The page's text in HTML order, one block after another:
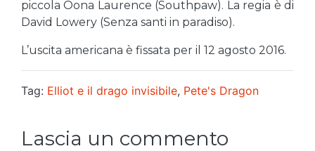
piccola Oona Laurence (Southpaw). La regia è di
David Lowery (Senza santi in paradiso).
L’uscita americana è fissata per il 12 agosto 2016.
Tag: Elliot e il drago invisibile, Pete's Dragon
Lascia un commento